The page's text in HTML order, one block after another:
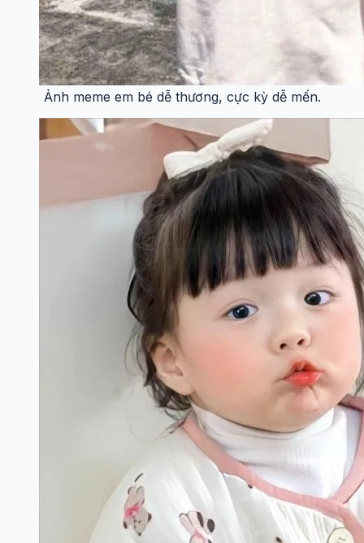
Ảnh meme em bé dễ thương, cực kỳ dễ mến.